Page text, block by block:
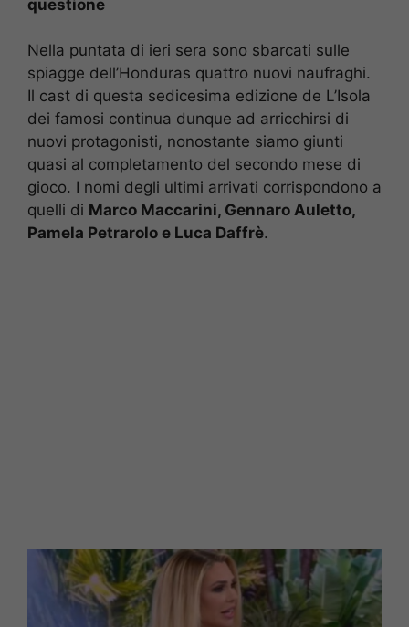
questione
Nella puntata di ieri sera sono sbarcati sulle
spiagge dell’Honduras quattro nuovi naufraghi.
Il cast di questa sedicesima edizione de L’Isola
dei famosi continua dunque ad arricchirsi di
nuovi protagonisti, nonostante siamo giunti
quasi al completamento del secondo mese di
gioco. I nomi degli ultimi arrivati corrispondono a
quelli di Marco Maccarini, Gennaro Auletto,
Pamela Petrarolo e Luca Daffrè.